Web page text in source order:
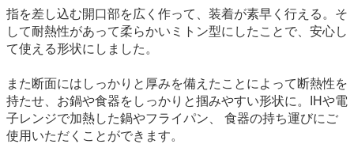
指を差し込む開口部を広く作って、装着が素早く行える。そ
して耐熱性があって柔らかいミトン型にしたことで、安心し
て使える形状にしました。
また断面にはしっかりと厚みを備えたことによって断熱性を
持たせ、お鍋や食器をしっかりと掴みやすい形状に。IHや電
子レンジで加熱した鍋やフライパン、 食器の持ち運びにご
使用いただくことができます。